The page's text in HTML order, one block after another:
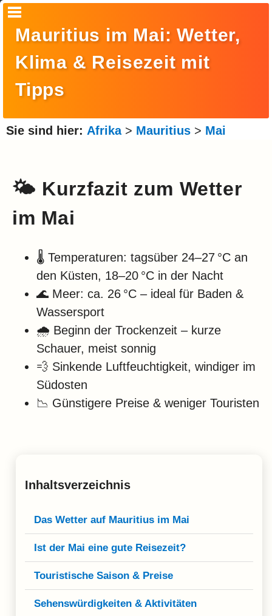
Amerika
Asien
Antarktis
Reisemonat
Impressum & Datenschutz
Mauritius im Mai: Wetter,
Klima & Reisezeit mit
Tipps
Sie sind hier: Afrika> Mauritius > Mai
🌤️ Kurzfazit zum Wetter
im Mai
🌡️ Temperaturen: tagsüber 24–27 °C an
den Küsten, 18–20 °C in der Nacht
🌊 Meer: ca. 26 °C – ideal für Baden &
Wassersport
🌧️ Beginn der Trockenzeit – kurze
Schauer, meist sonnig
💨 Sinkende Luftfeuchtigkeit, windiger im
Südosten
📉 Günstigere Preise & weniger Touristen
Inhaltsverzeichnis
Das Wetter auf Mauritius im Mai
Ist der Mai eine gute Reisezeit?
Touristische Saison & Preise
Sehenswürdigkeiten & Aktivitäten